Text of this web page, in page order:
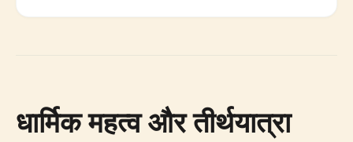
धार्मिक महत्व और तीर्थयात्रा